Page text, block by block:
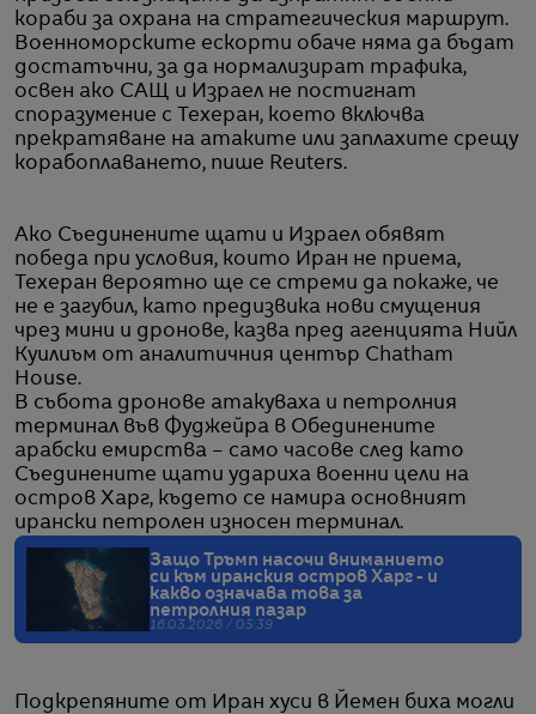
кораби за охрана на стратегическия маршрут.
Военноморските ескорти обаче няма да бъдат
достатъчни, за да нормализират трафика,
освен ако САЩ и Израел не постигнат
споразумение с Техеран, което включва
прекратяване на атаките или заплахите срещу
корабоплаването, пише Reuters.
Ако Съединените щати и Израел обявят
победа при условия, които Иран не приема,
Техеран вероятно ще се стреми да покаже, че
не е загубил, като предизвика нови смущения
чрез мини и дронове, казва пред агенцията Нийл
Куилиъм от аналитичния център Chatham
House.
В събота дронове атакуваха и петролния
терминал във Фуджейра в Обединените
арабски емирства – само часове след като
Съединените щати удариха военни цели на
остров Харг, където се намира основният
ирански петролен износен терминал.
Защо Тръмп насочи вниманието
си към иранския остров Харг - и
какво означава това за
петролния пазар
16.03.2026 / 05:39
Подкрепяните от Иран хуси в Йемен биха могли